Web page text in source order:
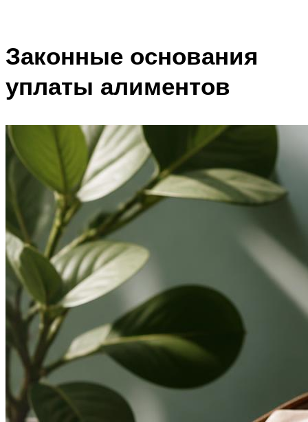
Законные основания
уплаты алиментов